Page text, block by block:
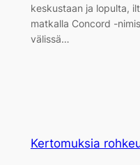
keskustaan ja lopulta,
matkalla Concord -
välissä…
Kertomuksia